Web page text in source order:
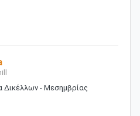
Δικέλλων - Μεσημβρίας